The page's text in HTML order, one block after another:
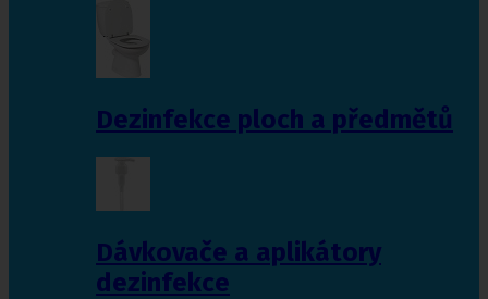
Dezinfekce ploch a předmětů
Dávkovače a aplikátory
dezinfekce